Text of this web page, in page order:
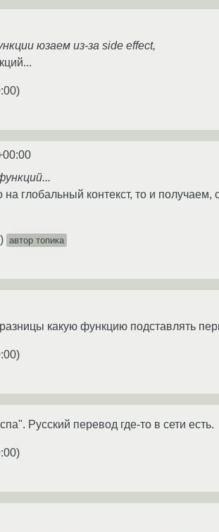
юзаем из-за side effect,
)
на глобальный контекст, то и
) автор топика
какую функцию подставлять
)
Русский перевод где-то в сети есть.
)